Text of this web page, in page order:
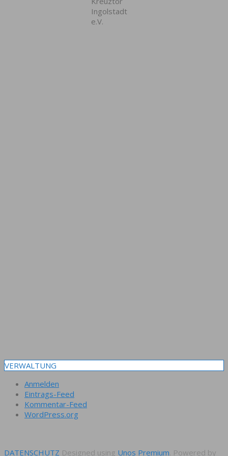
Ingolstadt
e.V.
VERWALTUNG
Anmelden
Eintrags-Feed
Kommentar-Feed
WordPress.org
DATENSCHUTZ Designed using Unos Premium. Powered by